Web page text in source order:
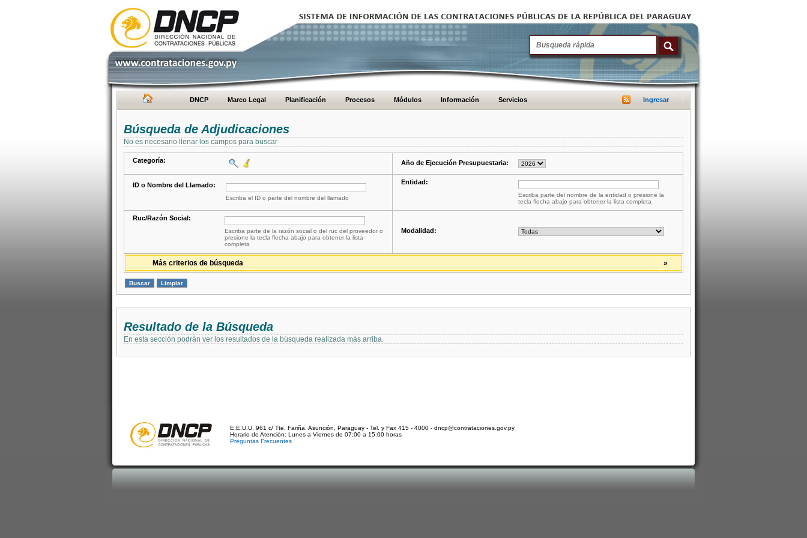
DNCP Marco Legal Planificación Procesos Módulos Información Servicios Ingresar
Búsqueda de Adjudicaciones
No es necesario llenar los campos para buscar
Categoría: Año de Ejecución Presupuestaria:
ID o Nombre del Llamado:
Escriba el ID o parte del nombre del llamado
Entidad:
Escriba parte del nombre de la entidad o presione la
tecla flecha abajo para obtener la lista completa
Ruc/Razón Social:
Escriba parte de la razón social o del ruc del proveedor o
presione la tecla flecha abajo para obtener la lista
completa
Modalidad:
»
Más criterios de búsqueda
Resultado de la Búsqueda
En esta sección podrán ver los resultados de la búsqueda realizada más arriba.
E.E.U.U. 961 c/ Tte. Fariña. Asunción, Paraguay - Tel. y Fax 415 - 4000 - dncp@contrataciones.gov.py
Horario de Atención: Lunes a Viernes de 07:00 a 15:00 horas
Preguntas Frecuentes